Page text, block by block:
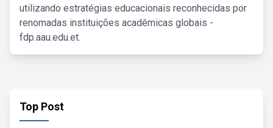
utilizando estratégias educacionais reconhecidas por
renomadas instituições acadêmicas globais -
fdp.aau.edu.et.
Top Post